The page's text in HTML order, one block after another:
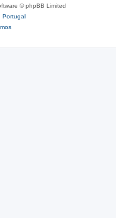
© phpBB Limited
Portugal